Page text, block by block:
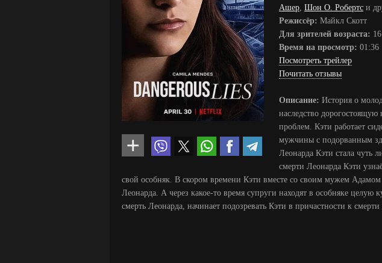
Ашер, Шон О. Робертс и
Режиссёр: Майкл Скотт
Для зрителей возраста:
Время на просмотр: 01:36
Посмотреть трейлер
Почитать отзывы
Описание: История о
наследство
проблем. Кэти работает
мужчины с подорванным
Леонарда Кэти стала чуть
смерти Леонарда Кэти
свой особняк. В скором времени Кэти вместе со своим мужем
Леонарда. А через какое-то время супруги находят в особняке целую
смерть Леонарда, начинает подозревать Кэти в причастности к смерти